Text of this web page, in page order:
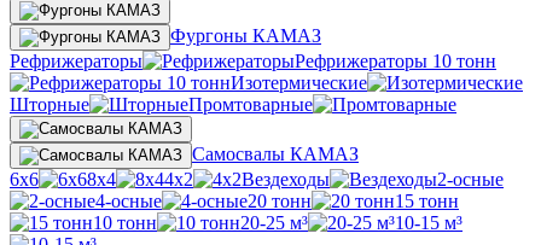
Фургоны КАМАЗ
Рефрижераторы
Рефрижераторы 10 тонн
Изотермические
Шторные
Промтоварные
Самосвалы КАМАЗ
6х6
8х4 4х2 Вездеходы
2-осные
4-осные
20 тонн
15 тонн
10 тонн
20-25 м³ 10-15 м³